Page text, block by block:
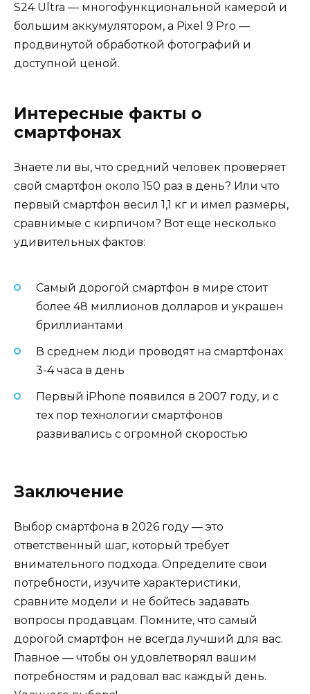
S24 Ultra — многофункциональной камерой и
большим аккумулятором, а Pixel 9 Pro —
продвинутой обработкой фотографий и
доступной ценой.
Интересные факты о
смартфонах
Знаете ли вы, что средний человек проверяет
свой смартфон около 150 раз в день? Или что
первый смартфон весил 1,1 кг и имел размеры,
сравнимые с кирпичом? Вот еще несколько
удивительных фактов:
Самый дорогой смартфон в мире стоит
более 48 миллионов долларов и украшен
бриллиантами
В среднем люди проводят на смартфонах
3-4 часа в день
Первый iPhone появился в 2007 году, и с
тех пор технологии смартфонов
развивались с огромной скоростью
Заключение
Выбор смартфона в 2026 году — это
ответственный шаг, который требует
внимательного подхода. Определите свои
потребности, изучите характеристики,
сравните модели и не бойтесь задавать
вопросы продавцам. Помните, что самый
дорогой смартфон не всегда лучший для вас.
Главное — чтобы он удовлетворял вашим
потребностям и радовал вас каждый день.